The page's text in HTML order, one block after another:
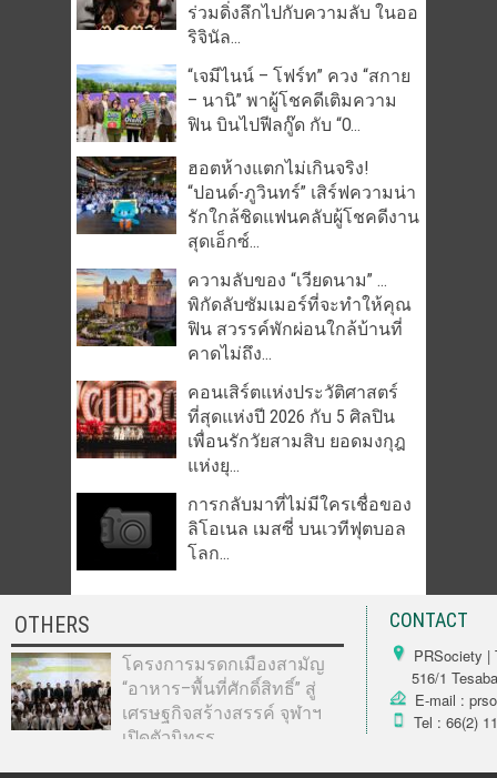
ร่วมดิ่งลึกไปกับความลับ ในออ
ริจินัล...
“เจมีไนน์ – โฟร์ท” ควง “สกาย
– นานิ” พาผู้โชคดีเติมความ
ฟิน บินไปฟีลกู๊ด กับ “O...
ฮอตห้างแตกไม่เกินจริง!
“ปอนด์-ภูวินทร์” เสิร์ฟความน่า
รักใกล้ชิดแฟนคลับผู้โชคดีงาน
สุดเอ็กซ์...
ความลับของ “เวียดนาม” …
พิกัดลับซัมเมอร์ที่จะทำให้คุณ
ฟิน สวรรค์พักผ่อนใกล้บ้านที่
คาดไม่ถึง...
คอนเสิร์ตแห่งประวัติศาสตร์
ที่สุดแห่งปี 2026 กับ 5 ศิลปิน
เพื่อนรักวัยสามสิบ ยอดมงกุฎ
แห่งยุ...
การกลับมาที่ไม่มีใครเชื่อของ
ลิโอเนล เมสซี่ บนเวทีฟุตบอล
โลก...
OTHERS
โครงการมรดกเมืองสามัญ
“อาหาร–พื้นที่ศักดิ์สิทธิ์” สู่
เศรษฐกิจสร้างสรรค์ จุฬาฯ
เปิดตัวนิทรร...
CONTACT
PRSociety |
516/1
E-mail :
Tel : 66(2)